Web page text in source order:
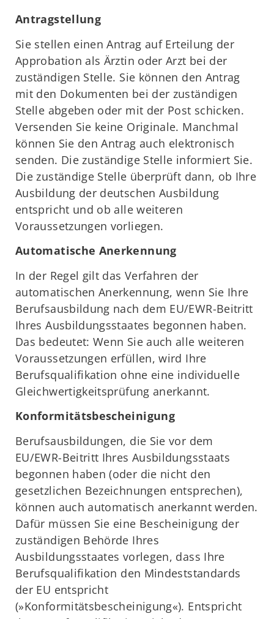
Antragstellung
Sie stellen einen Antrag auf Erteilung der
Approbation als Ärztin oder Arzt bei der
zuständigen Stelle. Sie können den Antrag
mit den Dokumenten bei der zuständigen
Stelle abgeben oder mit der Post schicken.
Versenden Sie keine Originale. Manchmal
können Sie den Antrag auch elektronisch
senden. Die zuständige Stelle informiert Sie.
Die zuständige Stelle überprüft dann, ob Ihre
Ausbildung der deutschen Ausbildung
entspricht und ob alle weiteren
Voraussetzungen vorliegen.
Automatische Anerkennung
In der Regel gilt das Verfahren der
automatischen Anerkennung, wenn Sie Ihre
Berufsausbildung nach dem EU/EWR-Beitritt
Ihres Ausbildungsstaates begonnen haben.
Das bedeutet: Wenn Sie auch alle weiteren
Voraussetzungen erfüllen, wird Ihre
Berufsqualifikation ohne eine individuelle
Gleichwertigkeitsprüfung anerkannt.
Konformitätsbescheinigung
Berufsausbildungen, die Sie vor dem
EU/EWR-Beitritt Ihres Ausbildungsstaats
begonnen haben (oder die nicht den
gesetzlichen Bezeichnungen entsprechen),
können auch automatisch anerkannt werden.
Dafür müssen Sie eine Bescheinigung der
zuständigen Behörde Ihres
Ausbildungsstaates vorlegen, dass Ihre
Berufsqualifikation den Mindeststandards
der EU entspricht
(»Konformitätsbescheinigung«). Entspricht